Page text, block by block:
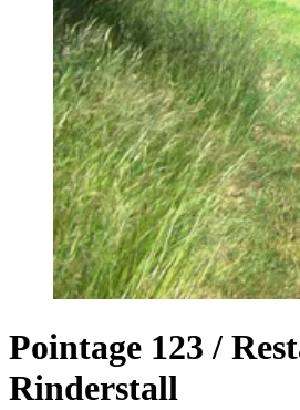
Pointage 123 /
Rinderstall